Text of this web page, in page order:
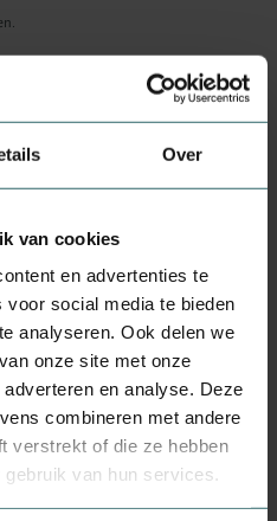
Over
van cookies
en advertenties te
social media te bieden
analyseren. Ook delen we
onze site met onze
en analyse. Deze
combineren met andere
verstrekt of die ze hebben
van hun services.
ziekte.
geleermiddel (plantaardig glycerol),
tijdens de maaltijd. De
de volgende hoeveelheid extra
mannen vanaf 70 jaar: 10 mcg Voor
met een donkere huid: - Vrouwen tot